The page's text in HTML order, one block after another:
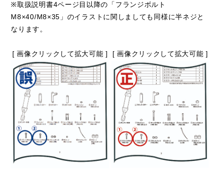
※取扱説明書4ページ目以降の「フランジボルト
M8×40/M8×35」のイラストに関しましても同様に半ネジと
なります。
[ 画像クリックして拡大可能 ] [ 画像クリックして拡大可能 ]